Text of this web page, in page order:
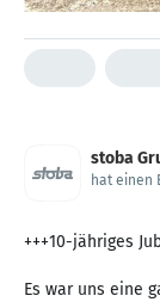
stoba
hat einen
+++10-jähriges
Es war uns eine